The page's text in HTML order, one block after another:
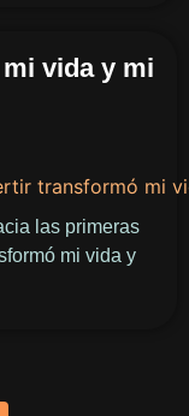
vida y mi
las primeras
mi vida y